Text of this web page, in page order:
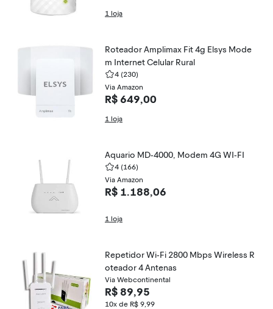
1 loja
Roteador Amplimax Fit 4g Elsys Mode
m Internet Celular Rural
4 (230)
Via Amazon
R$ 649,00
1 loja
Aquario MD-4000, Modem 4G WI-FI
4 (166)
Via Amazon
R$ 1.188,06
1 loja
Repetidor Wi-Fi 2800 Mbps Wireless R
oteador 4 Antenas
Via Webcontinental
R$ 89,95
10x de R$ 9,99